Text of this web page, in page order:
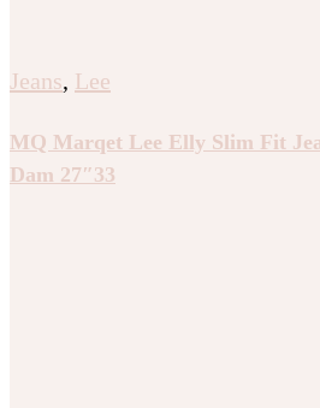
Jeans, Lee
MQ Marqet Lee Elly Slim Fit
Dam 27″33